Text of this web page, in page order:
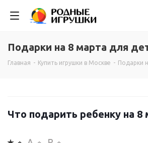
Подарки на 8 марта для
Главная - Купить игрушки в Москве - Подарки
Что подарить ребенку на 8